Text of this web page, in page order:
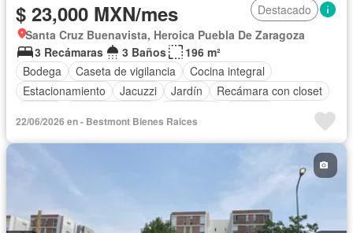
$ 23,000 MXN/mes
Destacado
Santa Cruz Buenavista, Heroica Puebla De Zaragoza
3 Recámaras
3 Baños
196 m²
Bodega
Caseta de vigilancia
Cocina integral
Estacionamiento
Jacuzzi Jardín
Recámara con closet
22/06/2026 en - Bestmont Bienes Raices